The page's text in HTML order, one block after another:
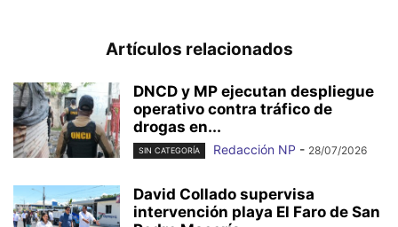
Artículos relacionados
DNCD y MP ejecutan despliegue
operativo contra tráfico de
drogas en...
SIN CATEGORÍA Redacción NP - 28/07/2026
David Collado supervisa
intervención playa El Faro de San